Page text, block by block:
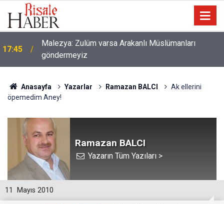
17:45
Malezya: Zulüm varsa Arakanlı Müslümanları
göndermeyiz
Anasayfa Yazarlar Ramazan BALCI
Ak ellerini
öpemedim Aney!
Ramazan BALCI
Yazarın Tüm Yazıları >
11 Mayıs 2010